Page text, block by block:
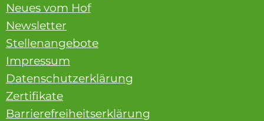
Neues vom Hof
Newsletter
Stellenangebote
Impressum
Datenschutzerklärung
Zertifikate
Barrierefreiheitserklärung